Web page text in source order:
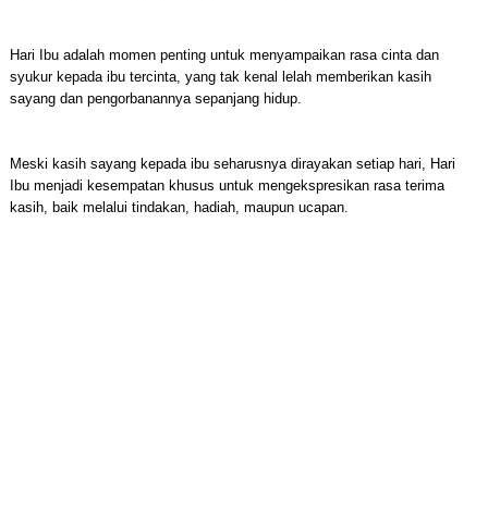
Hari Ibu adalah momen penting untuk menyampaikan rasa cinta dan
syukur kepada ibu tercinta, yang tak kenal lelah memberikan kasih
sayang dan pengorbanannya sepanjang hidup.
Meski kasih sayang kepada ibu seharusnya dirayakan setiap hari, Hari
Ibu menjadi kesempatan khusus untuk mengekspresikan rasa terima
kasih, baik melalui tindakan, hadiah, maupun ucapan.